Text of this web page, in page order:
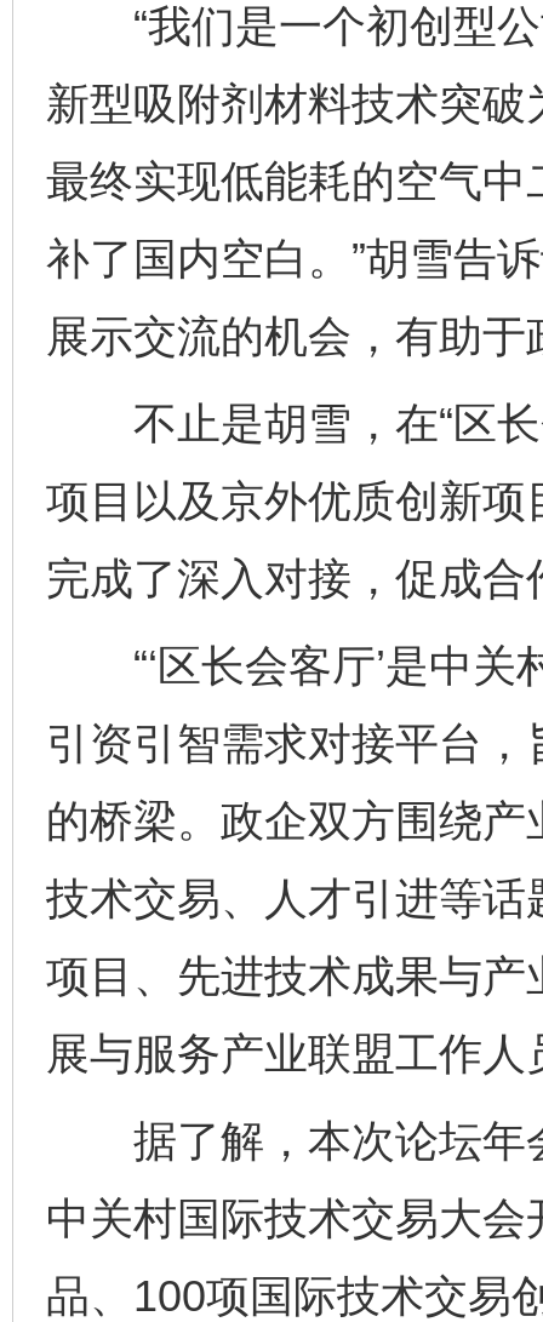
“我们是一个初创型公
新型吸附剂材料技术突
最终实现低能耗的空气
补了国内空白。”胡雪告
展示交流的机会，有助
不止是胡雪，在“区长
项目以及京外优质创新
完成了深入对接，促成合
“‘区长会客厅’是中关
引资引智需求对接平台
的桥梁。政企双方围绕
技术交易、人才引进等
项目、先进技术成果与产
展与服务产业联盟工作
据了解，本次论坛年
中关村国际技术交易大
品、100项国际技术交易